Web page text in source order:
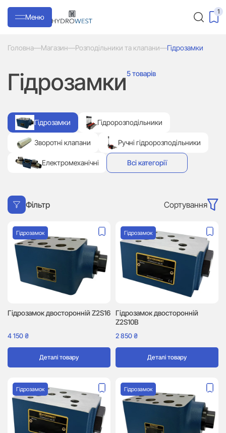
Меню
1
Головна—Магазин—Розподільники та клапани—Гідрозамки
Гідрозамки5 товарів
Гідророзподільники
Зворотні клапани
Гідрозамки
Ручні гідророзподільники
Електромеханічні Всі категорії
Фільтр Сортування
Гідрозамок двосторонній Z2S16
4 150₴
Деталі товару
Гідрозамок
Гідрозамок двосторонній
Z2S10B
2 850₴
Деталі товару
Гідрозамок
Гідрозамок Гідрозамок